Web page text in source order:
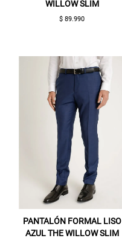
WILLOW SLIM
$ 89.990
PANTALÓN FORMAL LISO
AZUL THE WILLOW SLIM
Gracias
Aquí esta tu
compra.